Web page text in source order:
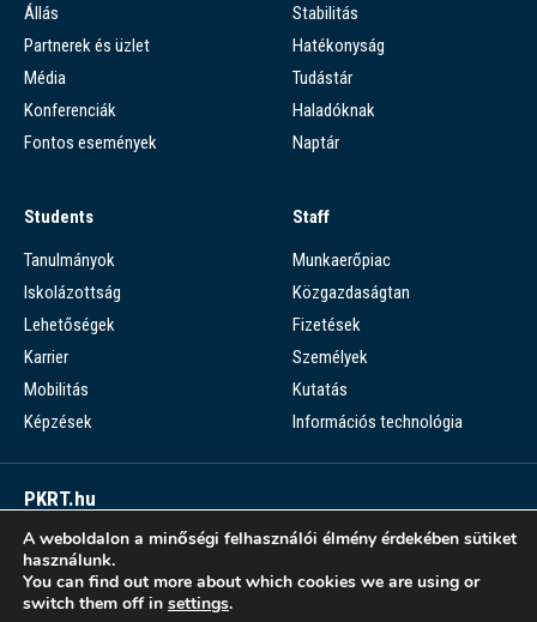
Állás
Partnerek és üzlet
Média
Konferenciák
Fontos események
Stabilitás
Hatékonyság
Tudástár
Haladóknak
Naptár
Students
Tanulmányok
Iskolázottság
Lehetőségek
Karrier
Mobilitás
Képzések
Staff
Munkaerőpiac
Közgazdaságtan
Fizetések
Személyek
Kutatás
Információs technológia
PKRT.hu
Piaci Kérdések Részletes Tára
PKRT >
A weboldalon a minőségi felhasználói élmény érdekében sütiket
használunk.
You can find out more about which cookies we are using or
switch them off in settings.